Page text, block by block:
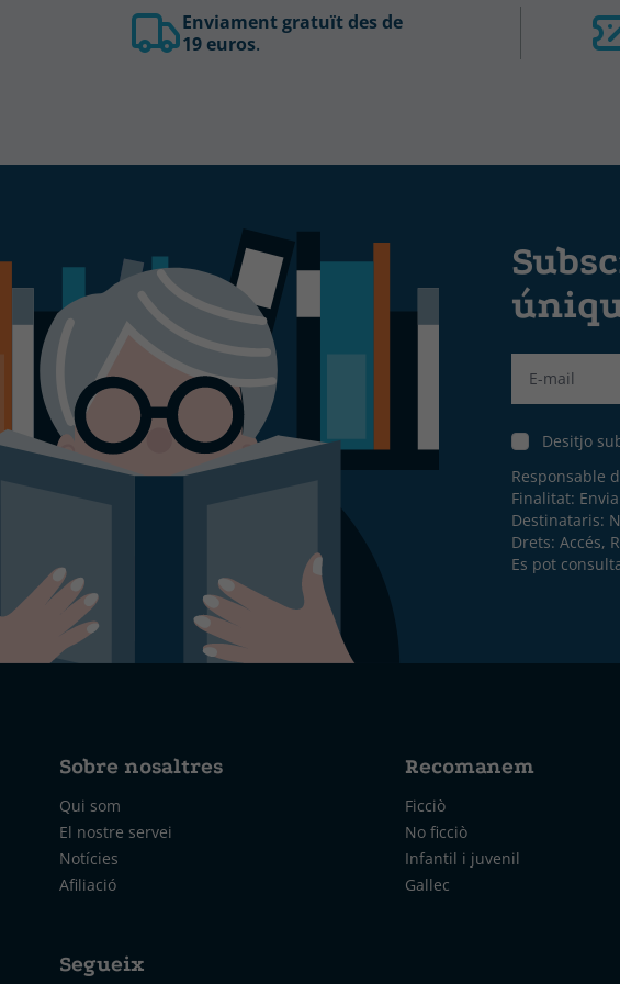
Enviament gratuït des de
19 euros.
Desitjo
Responsable
Finalitat:
Destinataris:
Drets: Accés,
Es pot
Sobre nosaltres
Qui som
El nostre servei
Notícies
Afiliació
Segueix
Recomanem
Ficciò
No ficciò
Infantil i juvenil
Gallec